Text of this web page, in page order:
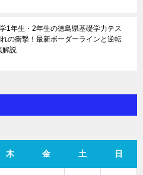
1年生・2年生の徳島県基礎学力テス
の衝撃！最新ボーダーラインと逆転
解説
木 金 土 日